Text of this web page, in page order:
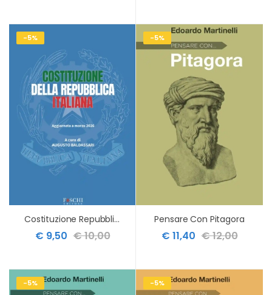
-5%
Costituzione Repubblica Italiana Agg.
€ 9,50 € 10,00
-5%
Pensare Con Pitagora
€ 11,40 € 12,00
-5% -5%